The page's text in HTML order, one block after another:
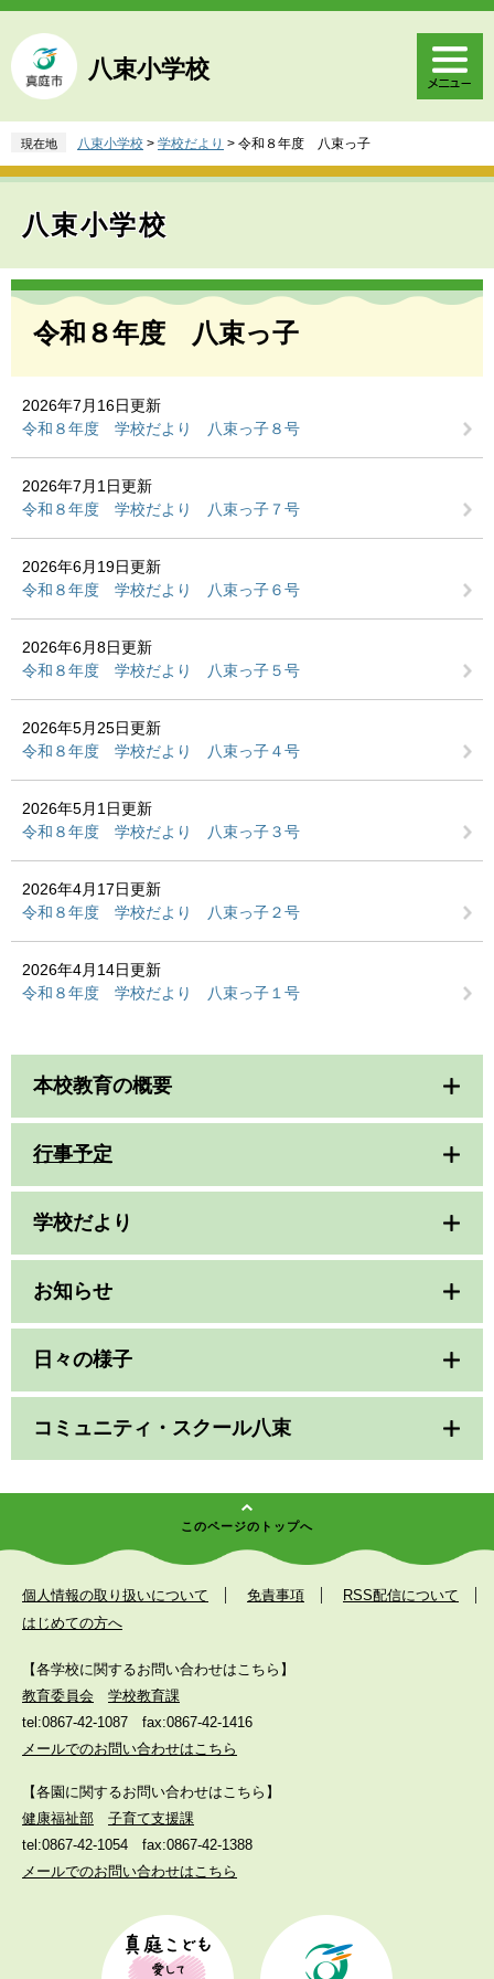
ペ
ジ
の
頭
す
メ
ュ
ー
飛
し
へ
八束小学校
現在地 八束小学校 > 学校だより > 令和８年度 八束っ子
八束小学校
本
令和８年度 八束っ子
2026年7月16日更新
令和８年度 学校だより 八束っ子８号
2026年7月1日更新
令和８年度 学校だより 八束っ子７号
2026年6月19日更新
令和８年度 学校だより 八束っ子６号
2026年6月8日更新
令和８年度 学校だより 八束っ子５号
2026年5月25日更新
令和８年度 学校だより 八束っ子４号
2026年5月1日更新
令和８年度 学校だより 八束っ子３号
2026年4月17日更新
令和８年度 学校だより 八束っ子２号
2026年4月14日更新
令和８年度 学校だより 八束っ子１号
本校教育の概要
行事予定
学校だより
お知らせ
日々の様子
コミュニティ・スクール八束
このページのトップへ
個人情報の取り扱いについて 免責事項
RSS配信について
はじめての方へ
【各学校に関するお問い合わせはこちら】
教育委員会
学校教育課
tel:0867-42-1087
fax:0867-42-1416
メールでのお問い合わせはこちら
【各園に関するお問い合わせはこちら】
健康福祉部
子育て支援課
tel:0867-42-1054
fax:0867-42-1388
メールでのお問い合わせはこちら